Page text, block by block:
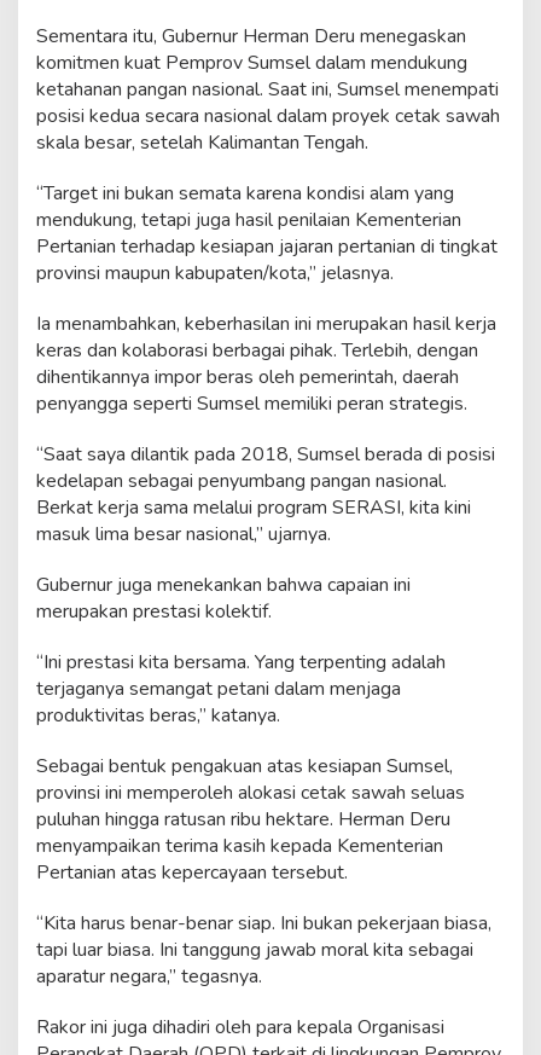
Sementara itu, Gubernur Herman Deru menegaskan
komitmen kuat Pemprov Sumsel dalam mendukung
ketahanan pangan nasional. Saat ini, Sumsel menempati
posisi kedua secara nasional dalam proyek cetak sawah
skala besar, setelah Kalimantan Tengah.
“Target ini bukan semata karena kondisi alam yang
mendukung, tetapi juga hasil penilaian Kementerian
Pertanian terhadap kesiapan jajaran pertanian di tingkat
provinsi maupun kabupaten/kota,” jelasnya.
Ia menambahkan, keberhasilan ini merupakan hasil kerja
keras dan kolaborasi berbagai pihak. Terlebih, dengan
dihentikannya impor beras oleh pemerintah, daerah
penyangga seperti Sumsel memiliki peran strategis.
“Saat saya dilantik pada 2018, Sumsel berada di posisi
kedelapan sebagai penyumbang pangan nasional.
Berkat kerja sama melalui program SERASI, kita kini
masuk lima besar nasional,” ujarnya.
Gubernur juga menekankan bahwa capaian ini
merupakan prestasi kolektif.
“Ini prestasi kita bersama. Yang terpenting adalah
terjaganya semangat petani dalam menjaga
produktivitas beras,” katanya.
Sebagai bentuk pengakuan atas kesiapan Sumsel,
provinsi ini memperoleh alokasi cetak sawah seluas
puluhan hingga ratusan ribu hektare. Herman Deru
menyampaikan terima kasih kepada Kementerian
Pertanian atas kepercayaan tersebut.
“Kita harus benar-benar siap. Ini bukan pekerjaan biasa,
tapi luar biasa. Ini tanggung jawab moral kita sebagai
aparatur negara,” tegasnya.
Rakor ini juga dihadiri oleh para kepala Organisasi